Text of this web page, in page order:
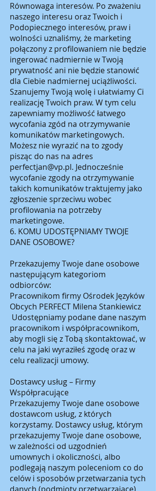
Równowaga interesów. Po zważeniu
naszego interesu oraz Twoich i
Podopiecznego interesów, praw i
wolności uznaliśmy, że marketing
połączony z profilowaniem nie będzie
ingerować nadmiernie w Twoją
prywatność ani nie będzie stanowić
dla Ciebie nadmiernej uciążliwości.
Szanujemy Twoją wolę i ułatwiamy Ci
realizację Twoich praw. W tym celu
zapewniamy możliwość łatwego
wycofania zgód na otrzymywanie
komunikatów marketingowych.
Możesz nie wyrazić na to zgody
pisząc do nas na adres
perfectjan@vp.pl. Jednocześnie
wycofanie zgody na otrzymywanie
takich komunikatów traktujemy jako
zgłoszenie sprzeciwu wobec
profilowania na potrzeby
marketingowe.
6. KOMU UDOSTĘPNIAMY TWOJE
DANE OSOBOWE?
Przekazujemy Twoje dane osobowe
następującym kategoriom
odbiorców:
Pracownikom firmy Ośrodek Języków
Obcych PERFECT Milena Stankiewicz
Udostępniamy podane dane naszym
pracownikom i współpracownikom,
aby mogli się z Tobą skontaktować, w
celu na jaki wyraziłeś zgodę oraz w
celu realizacji umowy.
Dostawcy usług – Firmy
Współpracujące
Przekazujemy Twoje dane osobowe
dostawcom usług, z których
korzystamy. Dostawcy usług, którym
przekazujemy Twoje dane osobowe,
w zależności od uzgodnień
umownych i okoliczności, albo
podlegają naszym poleceniom co do
celów i sposobów przetwarzania tych